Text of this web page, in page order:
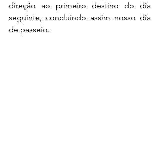
direção ao primeiro destino do dia
seguinte, concluindo assim nosso dia
de passeio.